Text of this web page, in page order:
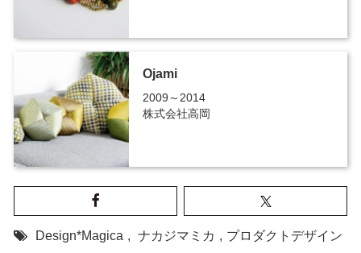
Ojami
2009～2014
株式会社高岡
Design*Magica , ナカジマミカ , プロダクトデザイン